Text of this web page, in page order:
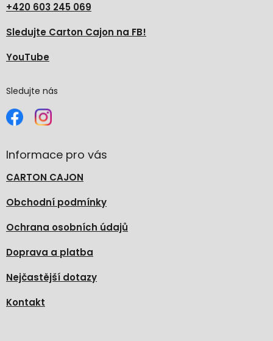
+420 603 245 069
Sledujte Carton Cajon na FB!
YouTube
Sledujte nás
Informace pro vás
CARTON CAJON
Obchodní podmínky
Ochrana osobních údajů
Doprava a platba
Nejčastější dotazy
Kontakt